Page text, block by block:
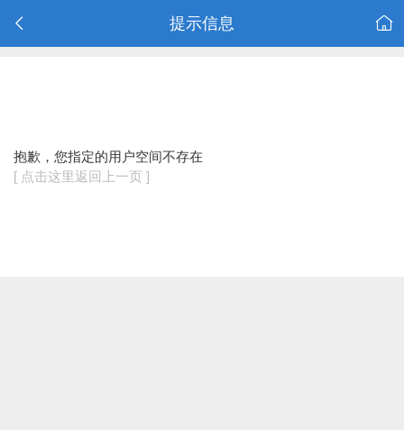
提示信息
抱歉，您指定的用户空间不存在
[ 点击这里返回上一页 ]